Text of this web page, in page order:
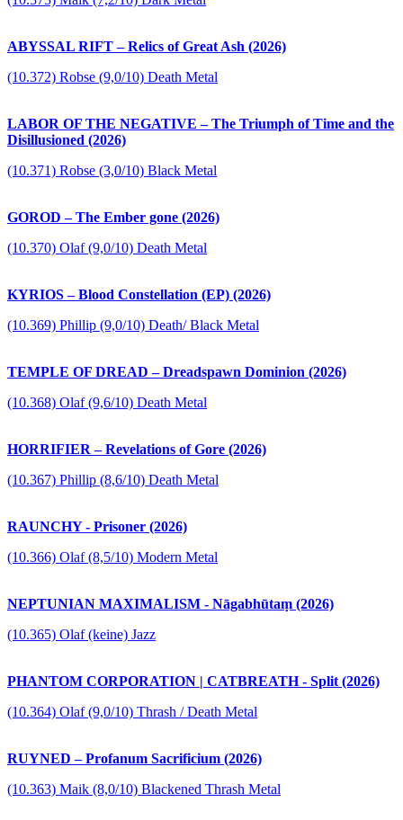
ABYSSAL RIFT – Relics of Great Ash (2026)
(10.372) Robse (9,0/10) Death Metal
LABOR OF THE NEGATIVE – The Triumph of Time and the
Disillusioned (2026)
(10.371) Robse (3,0/10) Black Metal
GOROD – The Ember gone (2026)
(10.370) Olaf (9,0/10) Death Metal
KYRIOS – Blood Constellation (EP) (2026)
(10.369) Phillip (9,0/10) Death/ Black Metal
TEMPLE OF DREAD – Dreadspawn Dominion (2026)
(10.368) Olaf (9,6/10) Death Metal
HORRIFIER – Revelations of Gore (2026)
(10.367) Phillip (8,6/10) Death Metal
RAUNCHY - Prisoner (2026)
(10.366) Olaf (8,5/10) Modern Metal
NEPTUNIAN MAXIMALISM - Nāgabhūtaṃ (2026)
(10.365) Olaf (keine) Jazz
PHANTOM CORPORATION | CATBREATH - Split (2026)
(10.364) Olaf (9,0/10) Thrash / Death Metal
RUYNED – Profanum Sacrificium (2026)
(10.363) Maik (8,0/10) Blackened Thrash Metal